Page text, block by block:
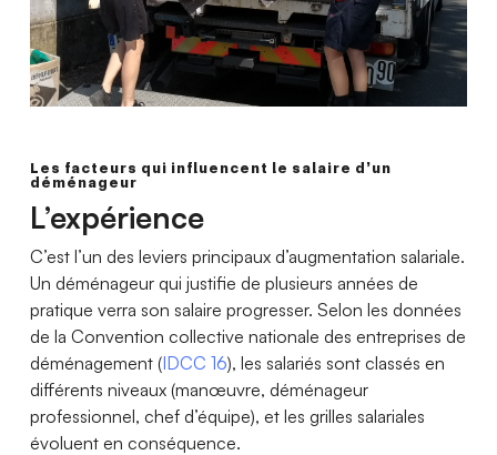
Les facteurs qui influencent le salaire d’un
déménageur
L’expérience
C’est l’un des leviers principaux d’augmentation salariale.
Un déménageur qui justifie de plusieurs années de
pratique verra son salaire progresser. Selon les données
de la Convention collective nationale des entreprises de
déménagement (IDCC 16), les salariés sont classés en
différents niveaux (manœuvre, déménageur
professionnel, chef d’équipe), et les grilles salariales
évoluent en conséquence.